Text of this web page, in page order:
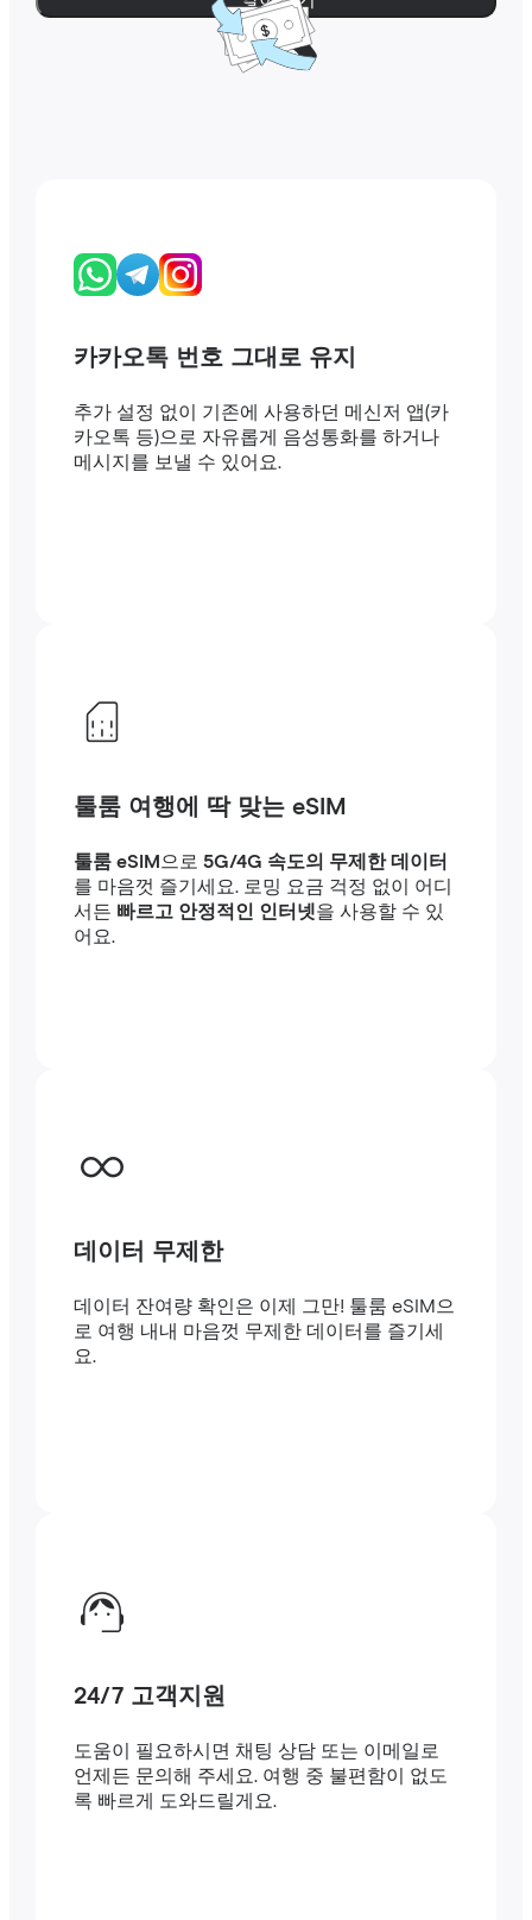
카카오톡 번호 그대로 유지
추가 설정 없이 기존에 사용하던 메신저 앱(카
카오톡 등)으로 자유롭게 음성통화를 하거나
메시지를 보낼 수 있어요.
툴룸 여행에 딱 맞는 eSIM
툴룸 eSIM 으로 5G/4G 속도의 무제한 데이터
를 마음껏 즐기세요. 로밍 요금 걱정 없이 어디
서든 빠르고 안정적인 인터넷을 사용할 수 있
어요.
데이터 무제한
데이터 잔여량 확인은 이제 그만! 툴룸 eSIM으
로 여행 내내 마음껏 무제한 데이터를 즐기세
요.
24/7 고객지원
도움이 필요하시면 채팅 상담 또는 이메일로
언제든 문의해 주세요. 여행 중 불편함이 없도
록 빠르게 도와드릴게요.